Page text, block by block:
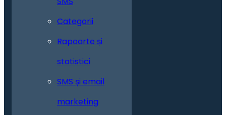
Categorii
Rapoarte și
statistici
SMS și email
marketing